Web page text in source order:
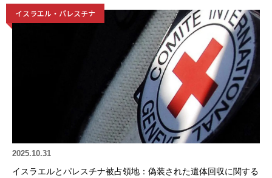
イスラエル・パレスチナ
2025.10.31
イスラエルとパレスチナ被占領地：偽装された遺体回収に関する